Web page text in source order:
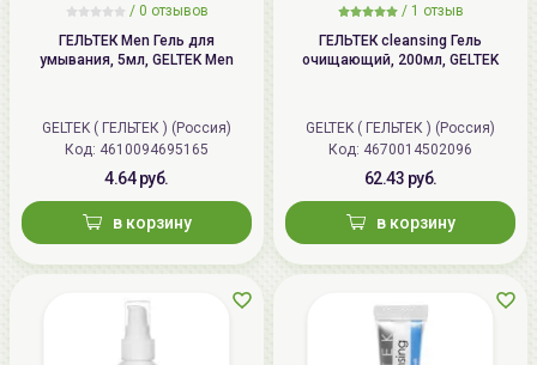
/ 0 отзывов
ГЕЛЬТЕК Men Гель для
умывания, 5мл, GELTEK Men
GELTEK ( ГЕЛЬТЕК ) (Россия)
Код: 4610094695165
4.64 руб.
в корзину
/ 1 отзыв
ГЕЛЬТЕК cleansing Гель
очищающий, 200мл, GELTEK
GELTEK ( ГЕЛЬТЕК ) (Россия)
Код: 4670014502096
62.43 руб.
в корзину